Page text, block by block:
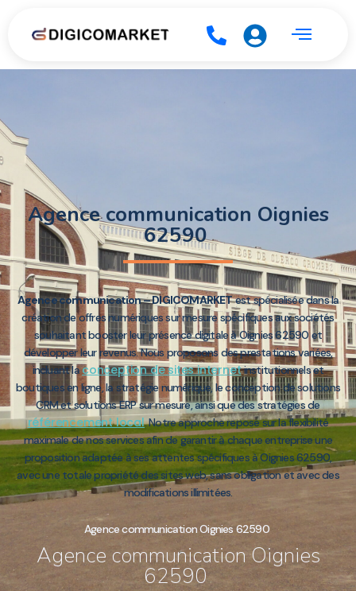
Agence communication Oignies
62590
Agence communication – DIGICOMARKETest spécialisée dans la
création de offres numériques sur mesure spécifiques aux sociétés
souhaitant booster leur présence digitale à Oignies 62590 et
développer leur revenus. Nous proposons des prestations variées,
incluant laconception de sites internetinstitutionnels et
boutiques en ligne, la stratégie numérique, le conception de solutions
CRM et solutions ERP sur mesure, ainsi que des stratégies de
référencement local. Notre approche repose sur la flexibilité
maximale de nos services afin de garantir à chaque entreprise une
proposition adaptée à ses attentes spécifiques à Oignies 62590,
avec une totale propriété des sites web, sans obligation et avec des
modifications illimitées.
Agence communication Oignies 62590
Agence communication Oignies
62590